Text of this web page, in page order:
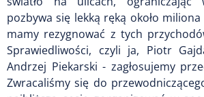
pozbywa się lekką ręką około miliona
mamy rezygnować z tych
Sprawiedliwości, czyli ja, Piotr
Andrzej Piekarski - zagłosujemy
Zwracaliśmy się do